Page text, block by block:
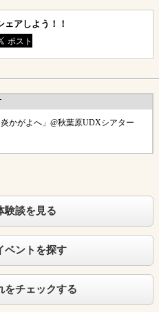
ェアしよう！！
炎かがよへ」@秋葉原UDXシアター
験談を見る
ベントを探す
をチェックする